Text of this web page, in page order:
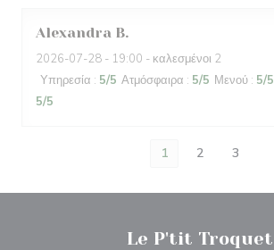
Alexandra B
2026-07-28 - 19:00 - καλεσμένοι 2
Υπηρεσία : 5/5 Ατμόσφαιρα : 5/5 Μενού : 5/5
5/5
1 2 3
Le P'tit Troquet